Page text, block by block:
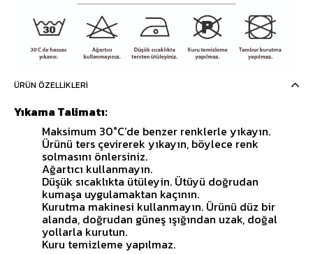
ÜRÜN ÖZELLIKLERI
Yıkama Talimatı:
Maksimum 30°C’de benzer renklerle yıkayın.
Ürünü ters çevirerek yıkayın, böylece renk
solmasını önlersiniz.
Ağartıcı kullanmayın.
Düşük sıcaklıkta ütüleyin. Ütüyü doğrudan
kumaşa uygulamaktan kaçının.
Kurutma makinesi kullanmayın. Ürünü düz bir
alanda, doğrudan güneş ışığından uzak, doğal
yollarla kurutun.
Kuru temizleme yapılmaz.